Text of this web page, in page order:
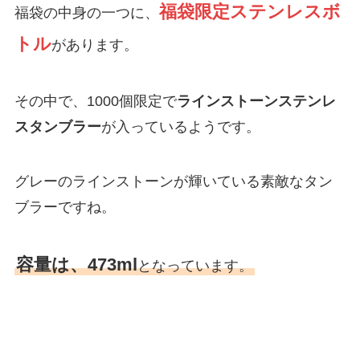
福袋の中身の一つに、福袋限定ステンレスボ
トルがあります。
その中で、1000個限定でラインストーンステンレ
スタンブラーが入っているようです。
グレーのラインストーンが輝いている素敵なタン
ブラーですね。
容量は、473mlとなっています。